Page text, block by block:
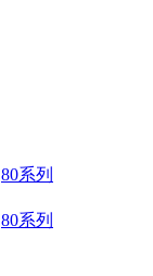
80系列
80系列